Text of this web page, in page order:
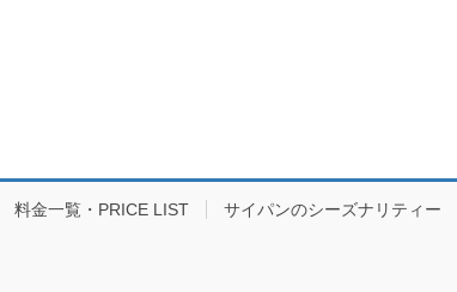
料金一覧・PRICE LIST サイパンのシーズナリティー